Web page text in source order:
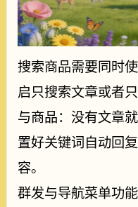
搜索商品需要同时
启只搜索文章或者
与商品：没有文章
置好关键词自动回
容。
群发与导航菜单功